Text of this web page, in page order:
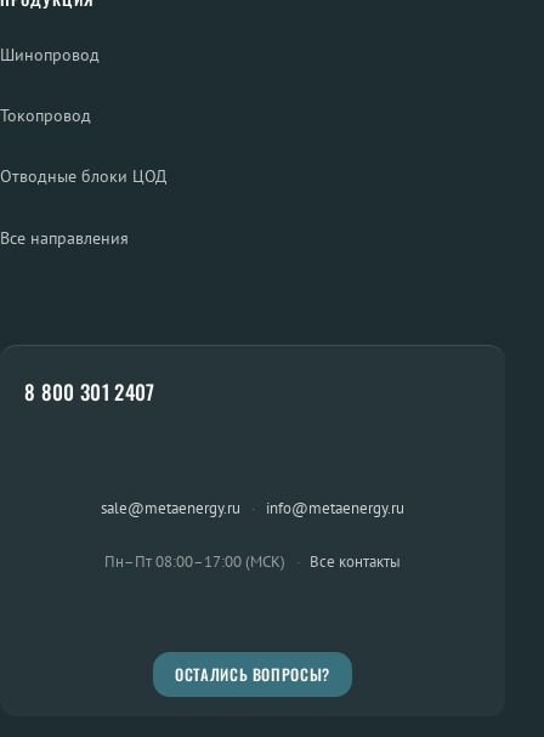
Шинопровод
Токопровод
Отводные блоки ЦОД
Все направления
8 800 301 2407
sale@metaenergy.ru · info@metaenergy.ru
Пн–Пт 08:00–17:00 (МСК) · Все контакты
ОСТАЛИСЬ ВОПРОСЫ?